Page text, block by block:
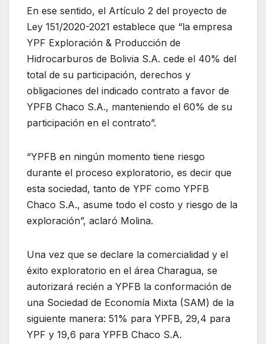
En ese sentido, el Artículo 2 del proyecto de
Ley 151/2020-2021 establece que “la empresa
YPF Exploración & Producción de
Hidrocarburos de Bolivia S.A. cede el 40% del
total de su participación, derechos y
obligaciones del indicado contrato a favor de
YPFB Chaco S.A., manteniendo el 60% de su
participación en el contrato”.
“YPFB en ningún momento tiene riesgo
durante el proceso exploratorio, es decir que
esta sociedad, tanto de YPF como YPFB
Chaco S.A., asume todo el costo y riesgo de la
exploración”, aclaró Molina.
Una vez que se declare la comercialidad y el
éxito exploratorio en el área Charagua, se
autorizará recién a YPFB la conformación de
una Sociedad de Economía Mixta (SAM) de la
siguiente manera: 51% para YPFB, 29,4 para
YPF y 19,6 para YPFB Chaco S.A.